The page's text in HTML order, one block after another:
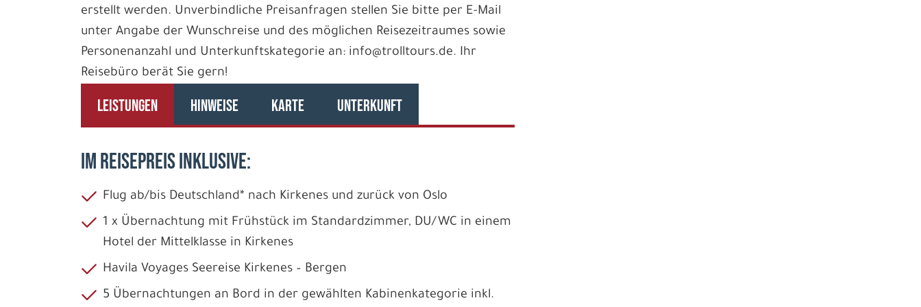
erstellt werden. Unverbindliche Preisanfragen stellen Sie bitte per E-Mail
unter Angabe der Wunschreise und des möglichen Reisezeitraumes sowie
Personenanzahl und Unterkunftskategorie an: info@trolltours.de. Ihr
Reisebüro berät Sie gern!
LEISTUNGEN HINWEISE KARTE UNTERKUNFT
IM REISEPREIS INKLUSIVE:
Flug ab/bis Deutschland* nach Kirkenes und zurück von Oslo
1 x Übernachtung mit Frühstück im Standardzimmer, DU/WC in einem
Hotel der Mittelklasse in Kirkenes
Havila Voyages Seereise Kirkenes – Bergen
5 Übernachtungen an Bord in der gewählten Kabinenkategorie inkl.